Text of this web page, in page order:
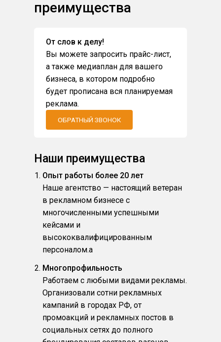
преимущества
От слов к делу!
Вы можете запросить прайс-лист,
а также медиаплан для вашего
бизнеса, в котором подробно
будет прописана вся планируемая
реклама.
ОБРАТНЫЙ ЗВОНОК
Наши преимущества
Опыт работы более 20 лет
Наше агентство — настоящий ветеран
в рекламном бизнесе с
многочисленными успешными
кейсами и
высококвалифицированным
персоналом.a
Многопрофильность
Работаем с любыми видами рекламы.
Организовали сотни рекламных
кампаний в городах РФ, от
промоакций и рекламных постов в
социальных сетях до полного